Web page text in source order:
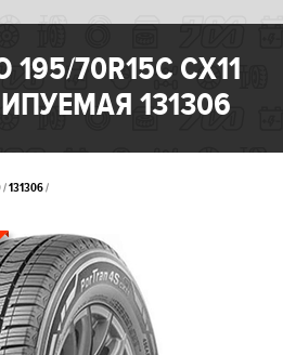
70R15C CX11
131306
131306